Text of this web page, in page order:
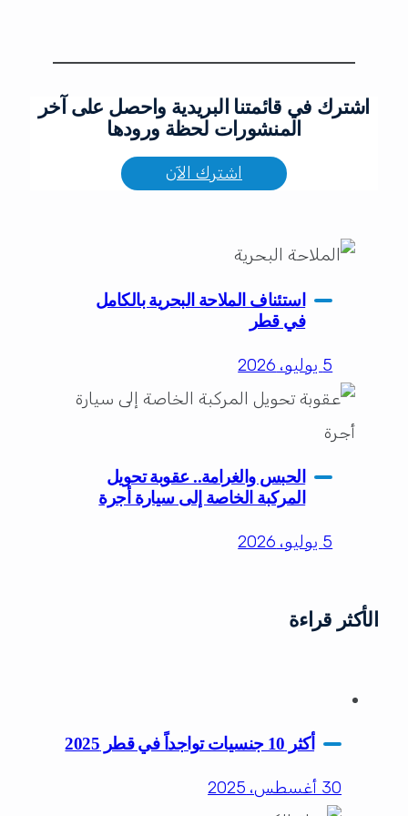
اشترك في قائمتنا البريدية واحصل على آخر
المنشورات لحظة ورودها
اشترك الآن
استئناف الملاحة البحرية بالكامل
في قطر
5 يوليو، 2026
الحبس والغرامة.. عقوبة تحويل
المركبة الخاصة إلى سيارة أجرة
5 يوليو، 2026
الأكثر قراءة
أكثر 10 جنسيات تواجداً في قطر 2025
30 أغسطس، 2025